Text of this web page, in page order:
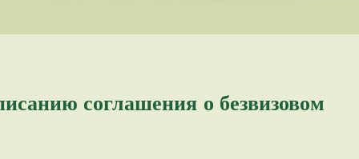
соглашения о безвизовом